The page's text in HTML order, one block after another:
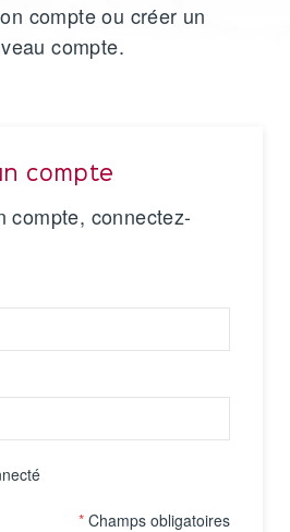
compte ou créer un
compte.
compte
compte, connectez-
* Champs obligatoires